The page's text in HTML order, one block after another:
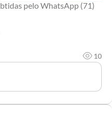
pelo WhatsApp (71)
10